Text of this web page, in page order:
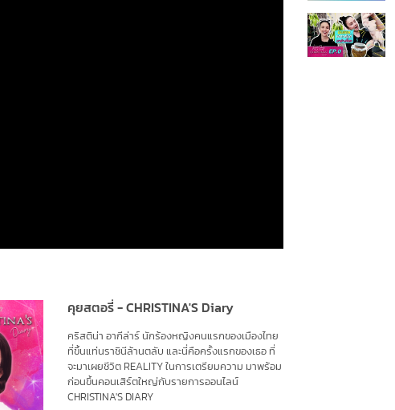
คุยสตอรี่ - CHRISTINA'S Diary
คริสติน่า อากีล่าร์ นักร้องหญิงคนแรกของเมืองไทย
ที่ขึ้นแท่นราชินีล้านตลับ และนี่คือครั้งแรกของเธอ ที่
จะมาเผยชีวิต REALITY ในการเตรียมความ มาพร้อม
ก่อนขึ้นคอนเสิร์ตใหญ่กับรายการออนไลน์
CHRISTINA'S DIARY